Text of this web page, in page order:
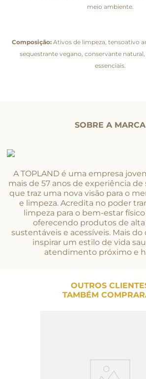
meio ambiente.
Composição:Ativos de limpeza, tensoativo
sequestrante vegano, conservante natural,
essenciais.
SOBRE A MARCA
A TOPLAND é uma empresa
mais de 57 anos de experiência
que traz uma nova visão para o
e limpeza. Acredita no poder
limpeza para o bem-estar
oferecendo produtos de
sustentáveis e acessíveis. Mais
inspirar um estilo de vida
atendimento próximo e
OUTROS
TAMBÉM